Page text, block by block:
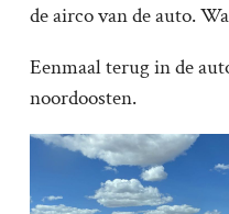
de airco van de auto.
Eenmaal terug in de
noordoosten.